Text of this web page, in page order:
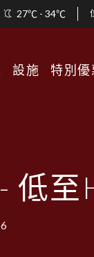
27℃ - 34℃
設施 特別優
低